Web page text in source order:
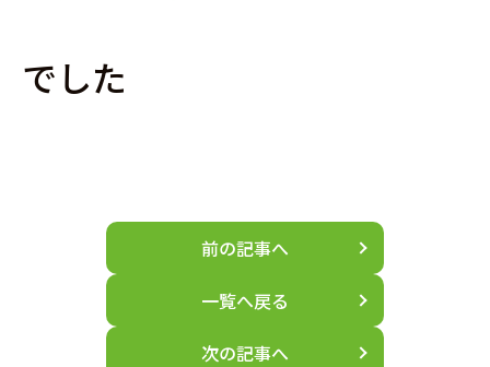
でした
前の記事へ
一覧へ戻る
次の記事へ